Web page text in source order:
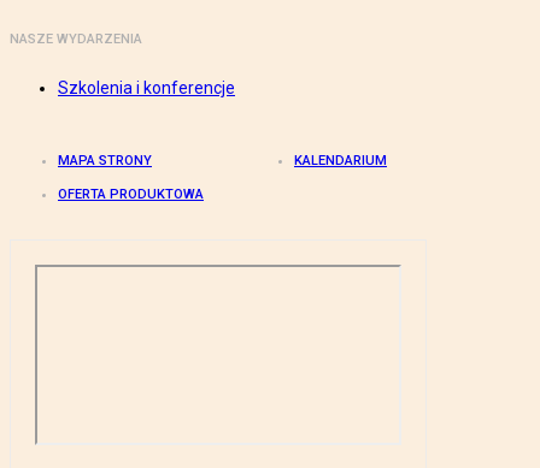
NASZE WYDARZENIA
Szkolenia i konferencje
MAPA STRONY KALENDARIUM
OFERTA PRODUKTOWA